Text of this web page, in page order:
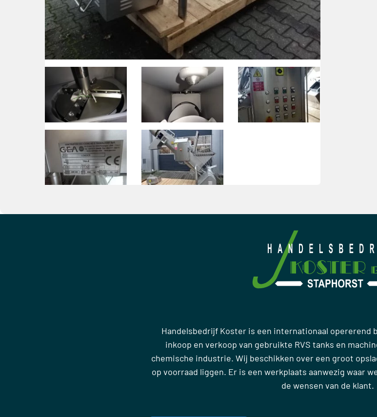
Handelsbedrijf Koster is een internationaal opererend
inkoop en verkoop van gebruikte RVS tanks en
chemische industrie. Wij beschikken over een groot
op voorraad liggen. Er is een werkplaats aanwezig waar
de wensen van de klant.